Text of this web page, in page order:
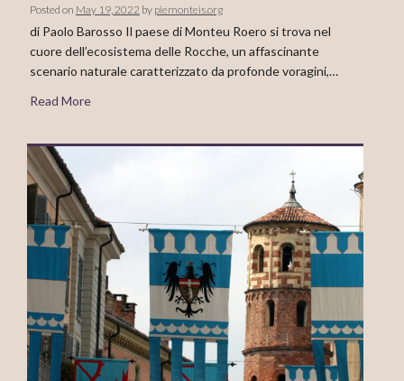
Posted on May 19, 2022 by piemonteis.org
di Paolo Barosso Il paese di Monteu Roero si trova nel
cuore dell’ecosistema delle Rocche, un affascinante
scenario naturale caratterizzato da profonde voragini,…
Read More